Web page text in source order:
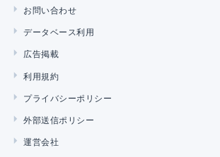
お問い合わせ
データベース利用
広告掲載
利用規約
プライバシーポリシー
外部送信ポリシー
運営会社